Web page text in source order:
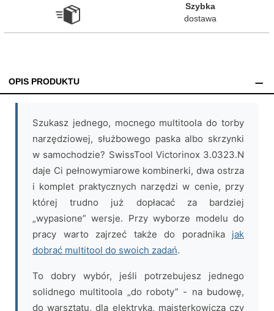
Szybka
dostawa
OPIS PRODUKTU
Szukasz jednego, mocnego multitoola do torby
narzędziowej, służbowego paska albo skrzynki
w samochodzie? SwissTool Victorinox 3.0323.N
daje Ci pełnowymiarowe kombinerki, dwa ostrza
i komplet praktycznych narzędzi w cenie, przy
której trudno już dopłacać za bardziej
„wypasione” wersje. Przy wyborze modelu do
pracy warto zajrzeć także do poradnika jak
dobrać multitool do swoich zadań.
To dobry wybór, jeśli potrzebujesz jednego
solidnego multitoola „do roboty” - na budowę,
do warsztatu, dla elektryka, majsterkowicza czy